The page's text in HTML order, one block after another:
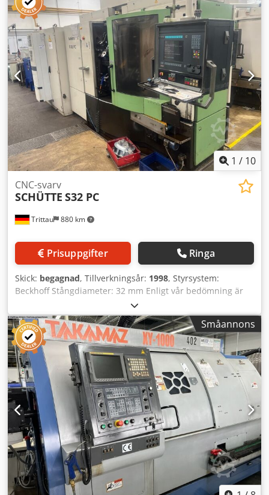
Revolverhuvud 1: 8 stationer och roterande verktyg (4
stationer) 120 varv/min Revolverhuvud 2: 8 stationer
Styrsystem: Siemens Sinumerik 840 C Chjdpjzr Dn Hefx
Algja Utrustat med: Spåntransportör 30 verktygshållare 8
st roterande hållare Magasinmodell Simag 65.1 – 3200 mm
1 / 10
Trittau 880 km
CNC-svarv
SCHÜTTE S32 PC
Prisuppgifter Ringa
Skick: begagnad, Tillverkningsår: 1998, Styrsystem:
Beckhoff Stångdiameter: 32 mm Enligt vår bedömning är
maskinen i gott, begagnat skick och kan inspekteras under
drift efter överenskommelse om tid. Csdezp Rzuopfx Algjha
Det finns 4 maskiner tillgängliga. Pris per styck. Tekniska
egenskaper och tillbehör: - Omfattande reservdelspaket
Tillbehör, verktyg och spännanordningar som visas på
bilden ingår endast i leveransen om detta anges i de
ytterligare uppgifterna. Ändringar och fel i de tekniska
data och uppgifterna samt mellanförsäljning förbehålls!
Småannons